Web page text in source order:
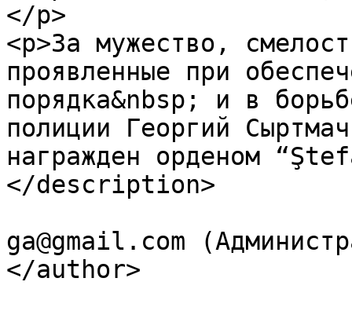
</p>
<p>За мужество,
проявленные при
порядка&nbsp; и в
полиции Георгий
награжден орденом
</description>
ga@gmail.com
</author>